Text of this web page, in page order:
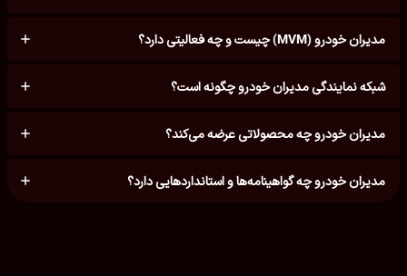
مدیران خودرو (MVM) چیست و چه فعالیتی دارد؟
شبکه نمایندگی مدیران خودرو چگونه است؟
مدیران خودرو چه محصولاتی عرضه می‌کند؟
مدیران خودرو چه گواهینامه‌ها و استانداردهایی دارد؟